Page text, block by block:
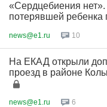
«Сердцебиения
потерявшей ребенка
news@e1.ru 10
На ЕКАД открыли
проезд в районе
news@e1.ru 6